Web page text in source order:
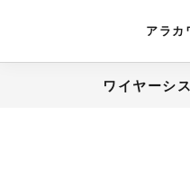
アラカ
ワイヤーシ